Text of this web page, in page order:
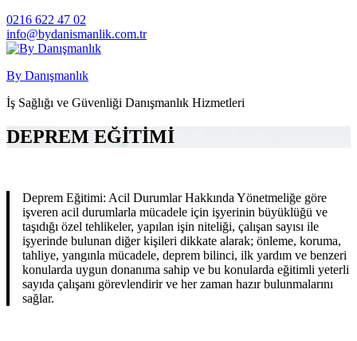
0216 622 47 02
info@bydanismanlik.com.tr
By Danışmanlık
İş Sağlığı ve Güvenliği Danışmanlık Hizmetleri
DEPREM EĞİTİMİ
Deprem Eğitimi: Acil Durumlar Hakkında Yönetmeliğe göre
işveren acil durumlarla mücadele için işyerinin büyüklüğü ve
taşıdığı özel tehlikeler, yapılan işin niteliği, çalışan sayısı ile
işyerinde bulunan diğer kişileri dikkate alarak; önleme, koruma,
tahliye, yangınla mücadele, deprem bilinci, ilk yardım ve benzeri
konularda uygun donanıma sahip ve bu konularda eğitimli yeterli
sayıda çalışanı görevlendirir ve her zaman hazır bulunmalarını
sağlar.